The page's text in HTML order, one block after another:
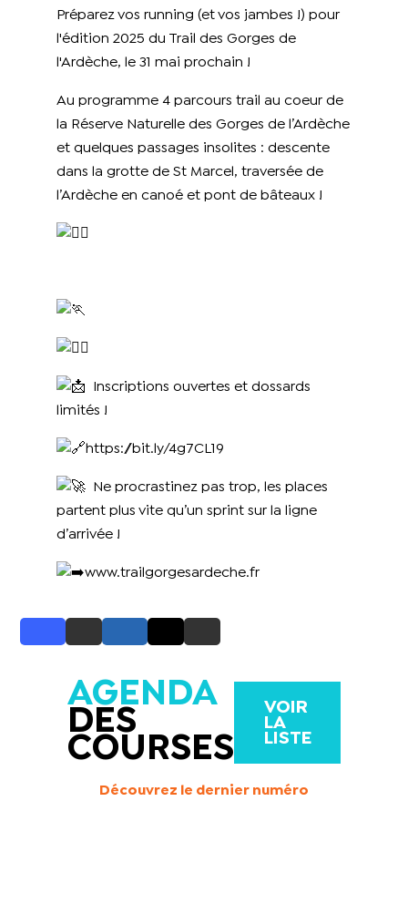
Préparez vos running (et vos jambes !) pour
l'édition 2025 du Trail des Gorges de
l'Ardèche, le 31 mai prochain !
Au programme 4 parcours trail au coeur de
la Réserve Naturelle des Gorges de l’Ardèche
et quelques passages insolites : descente
dans la grotte de St Marcel, traversée de
l’Ardèche en canoé et pont de bâteaux !
Inscriptions ouvertes et dossards
limités !
https://bit.ly/4g7CL19
Ne procrastinez pas trop, les places
partent plus vite qu’un sprint sur la ligne
d’arrivée !
www.trailgorgesardeche.fr
AGENDA
DES
COURSES
VOIR
LA
LISTE
Découvrez le dernier numéro